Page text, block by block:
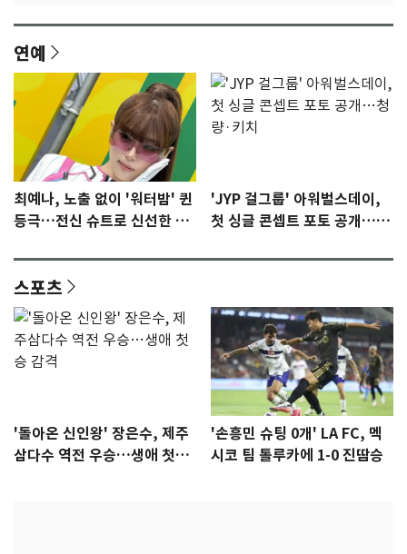
연예
최예나, 노출 없이 '워터밤' 퀸
등극…전신 슈트로 신선한 충
'JYP 걸그룹' 아워벌스데이,
첫 싱글 콘셉트 포토 공개…청
스포츠
'돌아온 신인왕' 장은수, 제주
삼다수 역전 우승…생애 첫승
'손흥민 슈팅 0개' LA FC, 멕
시코 팀 톨루카에 1-0 진땀승